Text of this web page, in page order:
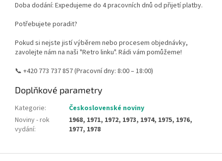
Doba dodání: Expedujeme do 4 pracovních dnů od přijetí platby.
Potřebujete poradit?
Pokud si nejste jistí výběrem nebo procesem objednávky,
zavolejte nám na naši "Retro linku". Rádi vám pomůžeme!
📞 +420 773 737 857 (Pracovní dny: 8:00 – 18:00)
Doplňkové parametry
Kategorie:
Československé noviny
Noviny - rok
vydání:
1968, 1971, 1972, 1973, 1974, 1975, 1976,
1977, 1978